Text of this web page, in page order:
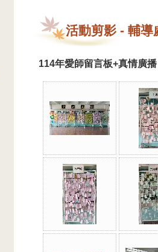
活動剪影 - 輔導
114年愛師留言板+真情廣播